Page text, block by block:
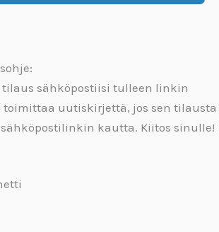
sähköpostiisi tulleen linkin
toimittaa uutiskirjettä, jos sen tilausta
kautta. Kiitos sinulle!